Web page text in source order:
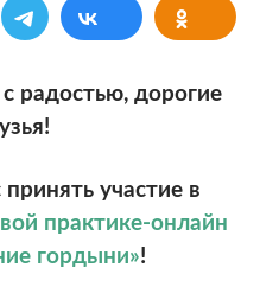
радостью, дорогие
участие в
практике-онлайн
гордыни»!